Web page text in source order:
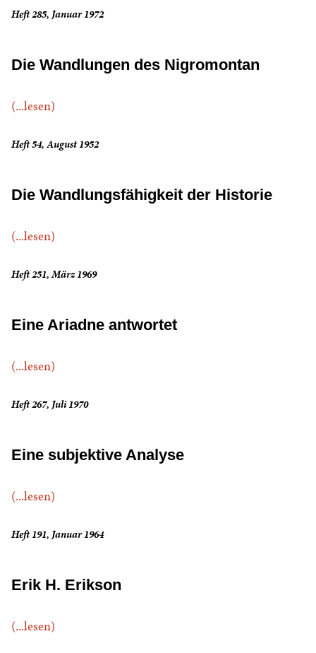
Heft 285, Januar 1972
Die Wandlungen des Nigromontan
(...lesen)
Heft 54, August 1952
Die Wandlungsfähigkeit der Historie
(...lesen)
Heft 251, März 1969
Eine Ariadne antwortet
(...lesen)
Heft 267, Juli 1970
Eine subjektive Analyse
(...lesen)
Heft 191, Januar 1964
Erik H. Erikson
(...lesen)